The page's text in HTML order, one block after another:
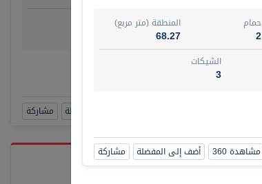
الشيكات
4
أتصل الأن
أضف إلى المفضلة مشاركة
حمام
2
المنطقة (متر مربع)
68.27
الشيكات
3
مشاهدة 360 أضف إلى المفضلة مشاركة